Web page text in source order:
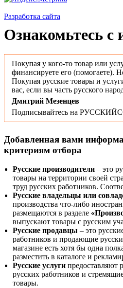
Разработка сайта
Ознакомьтесь с
Покупая у кого-то товар или
финансируете его (помогаете).
Покупая русские товары и
вас, если вы часть русского
Дмитрий Мезенцев
Подписывайтесь на
Добавленная вами
критериям отбора
Русские производители – это
товары на территории своей
труд русских работников.
Русские владельцы или
производства что-либо
размещаются в разделе
выпускают товары с русским
Русские продавцы – это
работников и продающие
магазине есть хотя бы одна
разместить в каталоге и
Русские услуги предоставляют
русских работников и
товары.